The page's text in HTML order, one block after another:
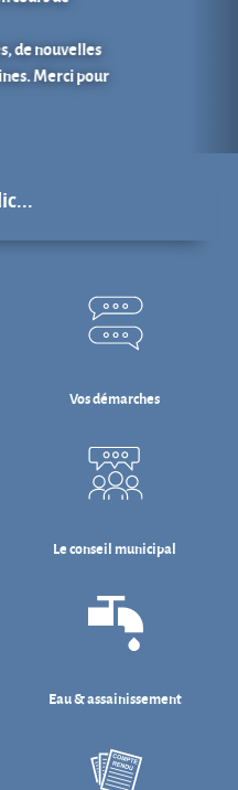
Vos démarches
Le conseil municipal
Eau & assainissement
Compte-rendus